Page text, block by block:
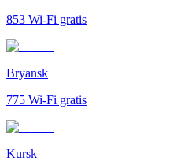
853 Wi-Fi gratis
Bryansk
775 Wi-Fi gratis
Kursk